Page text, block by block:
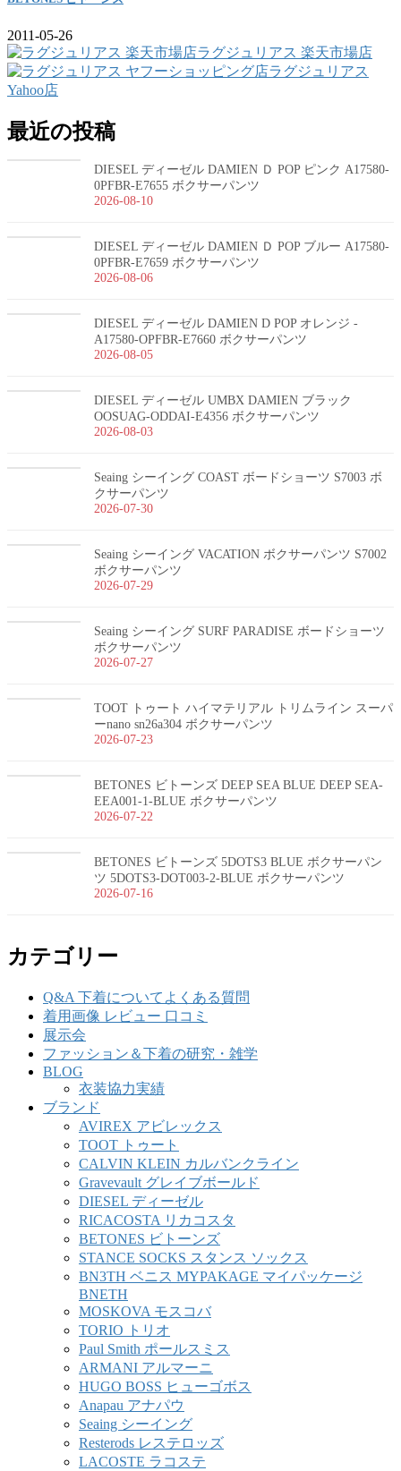
2011-05-26
ラグジュリアス 楽天市場店
ラグジュリアス
Yahoo店
最近の投稿
DIESEL ディーゼル DAMIEN Ｄ POP ピンク A17580-
0PFBR-E7655 ボクサーパンツ
2026-08-10
DIESEL ディーゼル DAMIEN Ｄ POP ブルー A17580-
0PFBR-E7659 ボクサーパンツ
2026-08-06
DIESEL ディーゼル DAMIEN D POP オレンジ -
A17580-OPFBR-E7660 ボクサーパンツ
2026-08-05
DIESEL ディーゼル UMBX DAMIEN ブラック
OOSUAG-ODDAI-E4356 ボクサーパンツ
2026-08-03
Seaing シーイング COAST ボードショーツ S7003 ボ
クサーパンツ
2026-07-30
Seaing シーイング VACATION ボクサーパンツ S7002
ボクサーパンツ
2026-07-29
Seaing シーイング SURF PARADISE ボードショーツ
ボクサーパンツ
2026-07-27
TOOT トゥート ハイマテリアル トリムライン スーパ
ーnano sn26a304 ボクサーパンツ
2026-07-23
BETONES ビトーンズ DEEP SEA BLUE DEEP SEA-
EEA001-1-BLUE ボクサーパンツ
2026-07-22
BETONES ビトーンズ 5DOTS3 BLUE ボクサーパン
ツ 5DOTS3-DOT003-2-BLUE ボクサーパンツ
2026-07-16
カテゴリー
Q&A 下着についてよくある質問
着用画像 レビュー 口コミ
展示会
ファッション＆下着の研究・雑学
BLOG
衣装協力実績
ブランド
AVIREX アビレックス
TOOT トゥート
CALVIN KLEIN カルバンクライン
Gravevault グレイブボールド
DIESEL ディーゼル
RICACOSTA リカコスタ
BETONES ビトーンズ
STANCE SOCKS スタンス ソックス
BN3TH ベニス MYPAKAGE マイパッケージ
BNETH
MOSKOVA モスコバ
TORIO トリオ
Paul Smith ポールスミス
ARMANI アルマーニ
HUGO BOSS ヒューゴボス
Anapau アナパウ
Seaing シーイング
Resterods レステロッズ
LACOSTE ラコステ